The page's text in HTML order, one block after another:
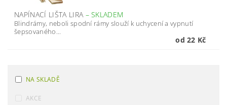
NAPÍNACÍ LIŠTA LIRA – SKLADEM
Blindrámy, neboli spodní rámy slouží k uchycení a vypnutí
šepsovaného...
od 22 Kč
NA SKLADĚ
AKCE